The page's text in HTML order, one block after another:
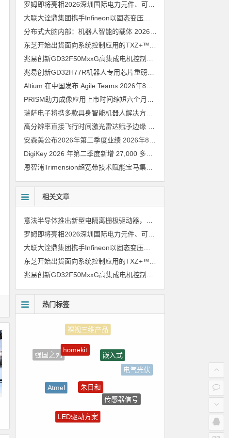
罗姆即将亮相2026深圳国际电力元件、可再生能源管理展览会暨研讨会
大联大诠鼎集团携手Infineon以固态变压器重构配电效率新标杆
分布式大脑内部：机器人智能的载体 2026年8月6日
兆易创新GD32H77R机器人专用芯片重磅亮相，精准赋能伺服驱动与关节控制
Altium 在中国发布 Agile Teams 2026年8月6日
安森美公布2026年第二季度业绩 2026年8月6日
恩智浦Trimension超宽带技术赋能宝马集团Digital Key Plus及生命体存在检测功能
相关文章
罗姆即将亮相2026深圳国际电力元件、可再生能源管理展览会暨研讨会
大联大诠鼎集团携手Infineon以固态变压器重构配电效率新标杆
热门标签
强国之列
电气光伏
电路图
树莓派-Raspberry Pi
LED驱动方案